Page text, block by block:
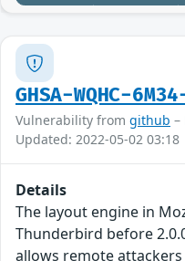
GHSA-WQHC-
Vulnerability from github –
Updated: 2022-05-02 03:18
Details
The layout engine in
Thunderbird before
allows remote